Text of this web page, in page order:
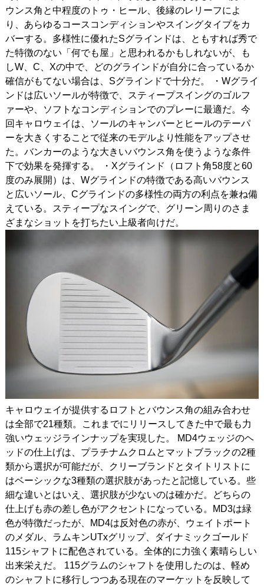
ウンス角と中程度のトゥ・ヒール、後縁のレリーフによ
り、あらゆるコースコンディションやスイングタイプをカ
バーする。多様性に優れたSグラインドは、ともすれば秀で
た特徴のない「何でも屋」と思われるかもしれないが、も
しW、C、Xの中で、どのグラインドが自分に合っているか
確信がもてない場合は、Sグラインドで十分だ。
・Wグライ
ンドは広いソールが特徴で、スティープスイングのゴルフ
ァーや、ソフトなコンディションでのプレーに最適だ。今
回キャロウェイは、ソールのキャンバーとヒールのテーパ
ーを大きくすることで従来のモデルより性能をアップさせ
た。バンカーのような大きいバウンス角を使うような条件
下で効果を発揮する。
・Xグラインド（ロフト角58度と60
度のみ展開）は、Wグラインドの特徴である高いバウンス
と広いソール、Cグラインドの多様性の両方の利点を兼ね備
えている。スティープなスイングで、グリーン周りのさま
ざまなショットを打ちたい上級者向けだ。
キャロウェイが提供するロフトとバウンス角の組み合わせ
は全部で21種類。これまでにリリースしてきた中で最も力
強いウェッジラインナップを実現した。
MD4ウェッジのヘ
ッドの仕上げは、プラチナムクロムとマットブラックの2種
類から選択が可能だが、クリーブランドとタイトリストに
はベーシックな3種類の選択肢があったと記憶している。些
細な違いとはいえ、選択肢が少ないのは確かだ。どちらの
仕上げも赤の差し色がアクセントになっている。MD3は緑
色が特徴だったが、MD4は反対色の赤が、ウェイトポート
のメダル、ラムキンUTxグリップ、ダイナミックゴールド
115シャフトに配色されている。全体的に力強く素晴らしい
出来栄えだ。
115グラムのシャフトを使用したのは、軽め
のシャフトに移行しつつある現在のマーケットを反映して